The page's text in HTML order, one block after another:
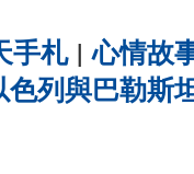
手札|心情故
色列與巴勒斯